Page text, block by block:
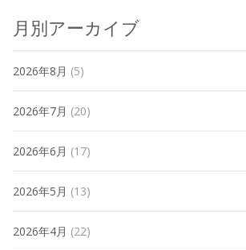
月別アーカイブ
2026年8月 (5)
2026年7月 (20)
2026年6月 (17)
2026年5月 (13)
2026年4月 (22)